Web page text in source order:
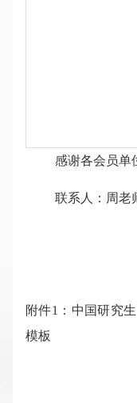
感谢各会员单
联系人：周老
附件1：中国研究
模板